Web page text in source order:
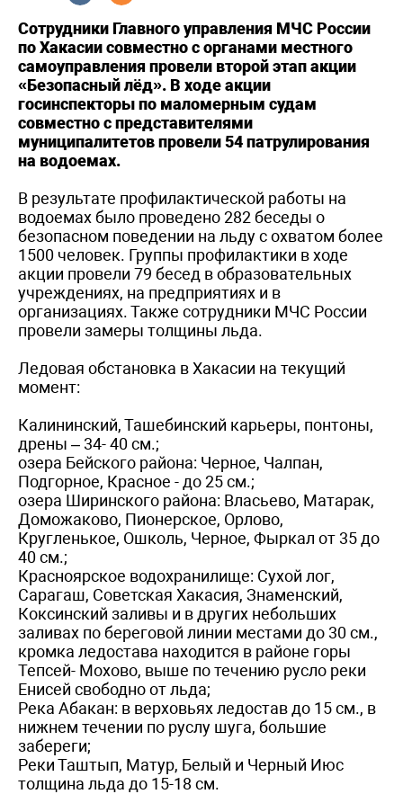
Сотрудники Главного управления МЧС России
по Хакасии совместно с органами местного
самоуправления провели второй этап акции
«Безопасный лёд». В ходе акции
госинспекторы по маломерным судам
совместно с представителями
муниципалитетов провели 54 патрулирования
на водоемах.
В результате профилактической работы на
водоемах было проведено 282 беседы о
безопасном поведении на льду с охватом более
1500 человек. Группы профилактики в ходе
акции провели 79 бесед в образовательных
учреждениях, на предприятиях и в
организациях. Также сотрудники МЧС России
провели замеры толщины льда.
Ледовая обстановка в Хакасии на текущий
момент:
Калининский, Ташебинский карьеры, понтоны,
дрены – 34- 40 см.;
озера Бейского района: Черное, Чалпан,
Подгорное, Красное - до 25 см.;
озера Ширинского района: Власьево, Матарак,
Доможаково, Пионерское, Орлово,
Кругленькое, Ошколь, Черное, Фыркал от 35 до
40 см.;
Красноярское водохранилище: Сухой лог,
Сарагаш, Советская Хакасия, Знаменский,
Коксинский заливы и в других небольших
заливах по береговой линии местами до 30 см.,
кромка ледостава находится в районе горы
Тепсей- Мохово, выше по течению русло реки
Енисей свободно от льда;
Река Абакан: в верховьях ледостав до 15 см., в
нижнем течении по руслу шуга, большие
забереги;
Реки Таштып, Матур, Белый и Черный Июс
толщина льда до 15-18 см.